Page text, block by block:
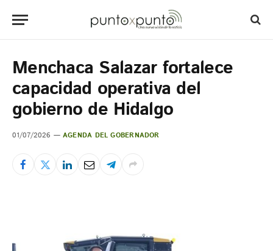
Menchaca Salazar fortalece
capacidad operativa del
gobierno de Hidalgo
01/07/2026 AGENDA DEL GOBERNADOR